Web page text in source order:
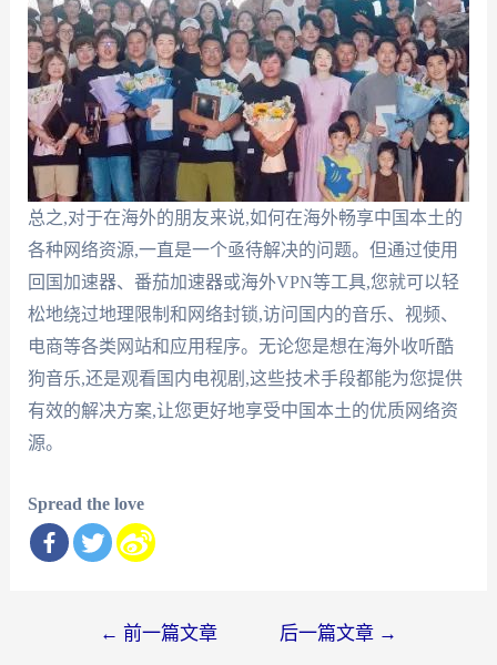
总之,对于在海外的朋友来说,如何在海外畅享中国本土的
各种网络资源,一直是一个亟待解决的问题。但通过使用
回国加速器、番茄加速器或海外VPN等工具,您就可以轻
松地绕过地理限制和网络封锁,访问国内的音乐、视频、
电商等各类网站和应用程序。无论您是想在海外收听酷
狗音乐,还是观看国内电视剧,这些技术手段都能为您提供
有效的解决方案,让您更好地享受中国本土的优质网络资
源。
Spread the love
← 前一篇文章 后一篇文章 →